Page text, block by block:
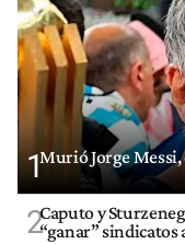
1Murió Jorge Messi,
2Caputo y
“ganar” sindicatos